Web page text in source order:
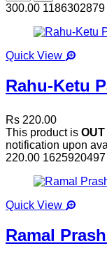
300.00 1186302879
Quick View
Rahu-Ketu
Rs 220.00
This product is
notification upon
220.00 1625920497
Quick View
Ramal